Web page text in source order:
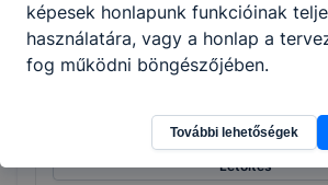
11. technikum angol nyelv
Letöltés
12. technikum angol nyelv
Letöltés
képesek honlapunk funkcióinak
használatára, vagy a honlap a
fog működni böngészőjében.
További lehetőségek